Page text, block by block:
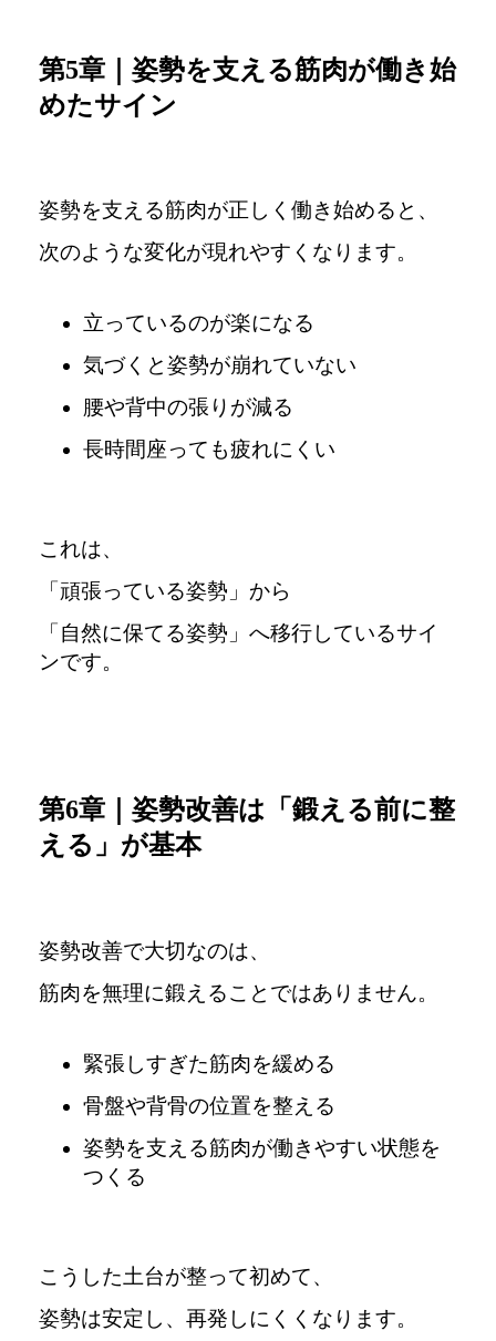
第5章｜姿勢を支える筋肉が働き始
めたサイン
姿勢を支える筋肉が正しく働き始めると、
次のような変化が現れやすくなります。
立っているのが楽になる
気づくと姿勢が崩れていない
腰や背中の張りが減る
長時間座っても疲れにくい
これは、
「頑張っている姿勢」から
「自然に保てる姿勢」へ移行しているサイ
ンです。
第6章｜姿勢改善は「鍛える前に整
える」が基本
姿勢改善で大切なのは、
筋肉を無理に鍛えることではありません。
緊張しすぎた筋肉を緩める
骨盤や背骨の位置を整える
姿勢を支える筋肉が働きやすい状態を
つくる
こうした土台が整って初めて、
姿勢は安定し、再発しにくくなります。